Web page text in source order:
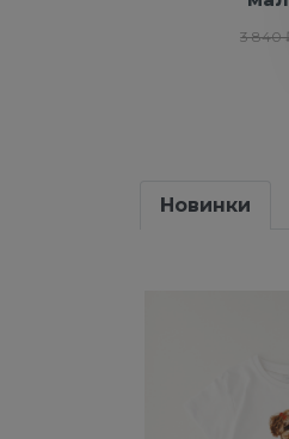
3 840
Новинки